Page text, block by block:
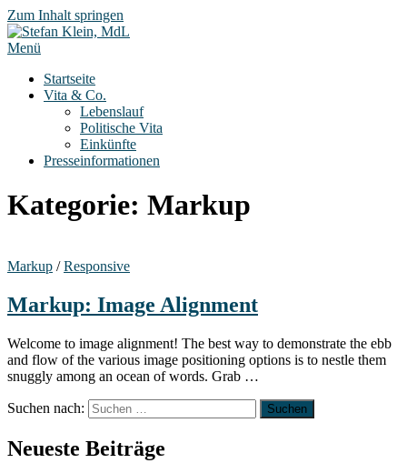
Zum Inhalt springen
Menü
Startseite
Vita & Co.
Lebenslauf
Politische Vita
Einkünfte
Presseinformationen
Kategorie: Markup
Markup /Responsive
Markup: Image Alignment
Welcome to image alignment! The best way to demonstrate the ebb
and flow of the various image positioning options is to nestle them
snuggly among an ocean of words. Grab …
Suchen nach:
Neueste Beiträge